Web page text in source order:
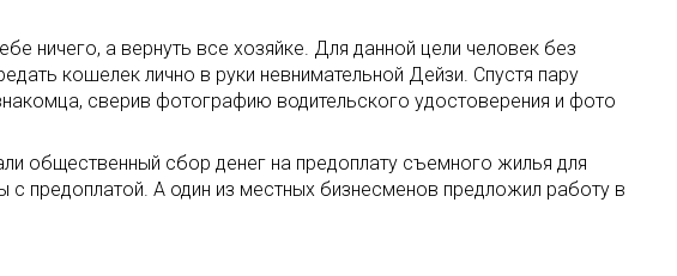
ничего, а вернуть все хозяйке. Для данной цели человек без
кошелек лично в руки невнимательной Дейзи. Спустя пару
сверив фотографию водительского удостоверения и фото
общественный сбор денег на предоплату съемного жилья для
предоплатой. А один из местных бизнесменов предложил работу в